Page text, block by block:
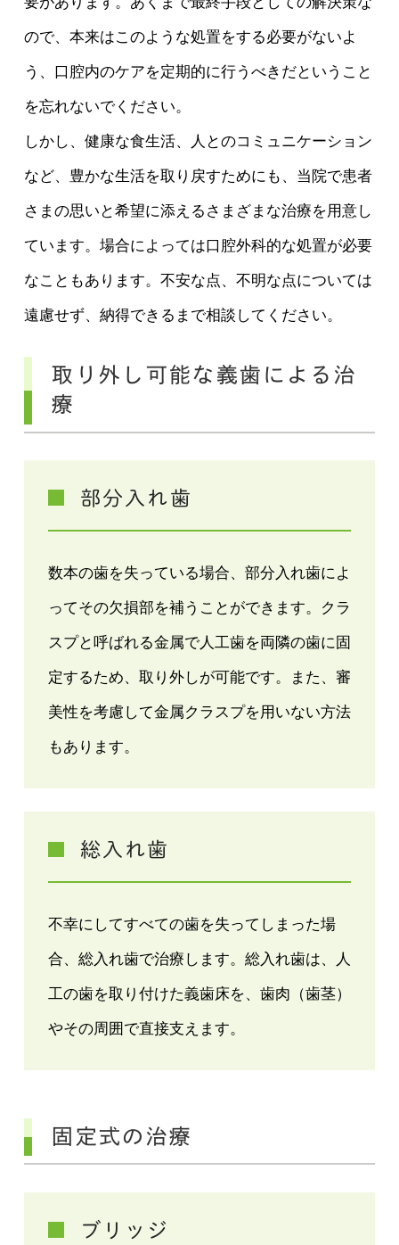
ので、本来はこのような処置をする必要がないよ
う、口腔内のケアを定期的に行うべきだということ
を忘れないでください。
しかし、健康な食生活、人とのコミュニケーション
など、豊かな生活を取り戻すためにも、当院で患者
さまの思いと希望に添えるさまざまな治療を用意し
ています。場合によっては口腔外科的な処置が必要
なこともあります。不安な点、不明な点については
遠慮せず、納得できるまで相談してください。
取り外し可能な義歯による治
療
部分入れ歯
数本の歯を失っている場合、部分入れ歯によ
ってその欠損部を補うことができます。クラ
スプと呼ばれる金属で人工歯を両隣の歯に固
定するため、取り外しが可能です。また、審
美性を考慮して金属クラスプを用いない方法
もあります。
総入れ歯
不幸にしてすべての歯を失ってしまった場
合、総入れ歯で治療します。総入れ歯は、人
工の歯を取り付けた義歯床を、歯肉（歯茎）
やその周囲で直接支えます。
固定式の治療
ブリッジ